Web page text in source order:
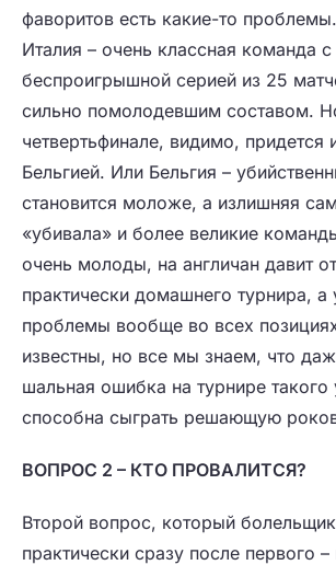
фаворитов есть какие-то
Италия – очень классная команда с
беспроигрышной серией из 25
сильно помолодевшим составом.
четвертьфинале, видимо, придется
Бельгией. Или Бельгия –
становится моложе, а излишняя
«убивала» и более великие
очень молоды, на англичан давит
практически домашнего турнира, а
проблемы вообще во всех
известны, но все мы знаем, что
шальная ошибка на турнире такого
способна сыграть решающую
ВОПРОС 2 – КТО ПРОВАЛИТСЯ?
Второй вопрос, который
практически сразу после первого –